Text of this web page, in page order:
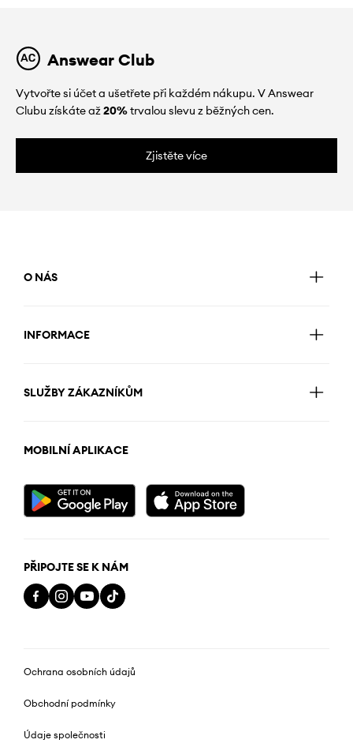
Answear Club
Vytvořte si účet a ušetřete při každém nákupu. V Answear
Clubu získáte až20%trvalou slevu z běžných cen.
Zjistěte více
O NÁS
INFORMACE
SLUŽBY ZÁKAZNÍKŮM
MOBILNÍ APLIKACE
PŘIPOJTE SE K NÁM
Ochrana osobních údajů
Obchodní podmínky
Údaje společnosti